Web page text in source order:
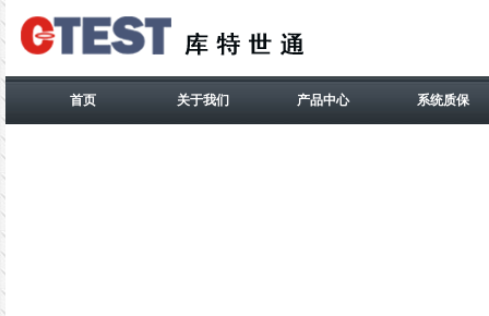
首页 关于我们 产品中心 系统质保